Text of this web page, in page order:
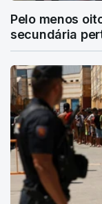
Pelo menos
secundária